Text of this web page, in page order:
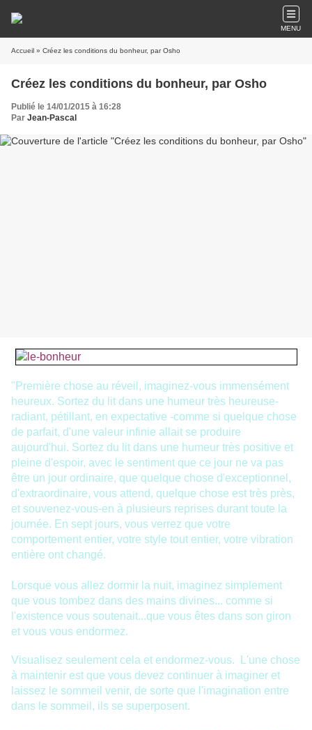
MENU
Accueil » Créez les conditions du bonheur, par Osho
Créez les conditions du bonheur, par Osho
Publié le 14/01/2015 à 16:28
Par Jean-Pascal
"Première chose au réveil, imaginez-vous immensément
heureux. Sortez du lit dans une humeur très heureuse-
radiant, pétillant, en expectative -comme si quelque chose
de parfait, d'une valeur infinie allait se produire
aujourd'hui. Sortez du lit dans une humeur très positive et
pleine d'espoir, avec le sentiment que ce jour ne va pas
être un jour ordinaire, que quelque chose d'exceptionnel,
d'extraordinaire, vous attend, quelque chose est très près,
et souvenez-vous-en à plusieurs reprises durant toute la
journée. En sept jours, vous verrez que votre
comportement entier, votre style tout entier, votre vibration
entière ont changé.
Lorsque vous allez dormir la nuit, imaginez simplement
que vous tombez dans des mains divines... comme si
l'existence vous soutenait...que vous êtes dans son giron
et vous vous endormez.
Visualisez seulement cela et endormez-vous. L'une chose
à maintenir est que vous devez continuer à imaginer et
laissez le sommeil venir, de sorte que l'imagination entre
dans le sommeil, ils se superposent.